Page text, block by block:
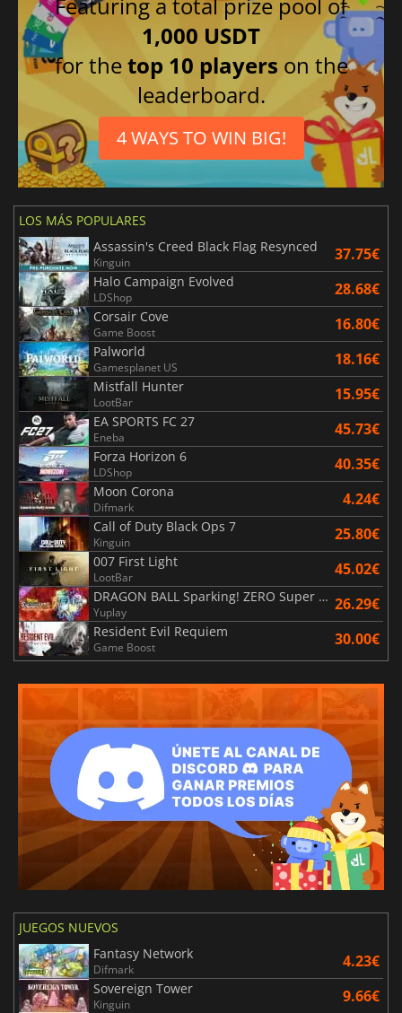
Featuring a total prize pool of
1,000 USDT
for thetop 10 players on the
leaderboard.
4 WAYS TO WIN BIG!
LOS MÁS POPULARES
Assassin's Creed Black Flag Resynced
Kinguin 37.75€
Halo Campaign Evolved
LDShop 28.68€
Corsair Cove
Game Boost 16.80€
Palworld
Gamesplanet US 18.16€
Mistfall Hunter
LootBar 15.95€
EA SPORTS FC 27
Eneba 45.73€
Forza Horizon 6
LDShop 40.35€
Moon Corona
Difmark 4.24€
Call of Duty Black Ops 7
Kinguin 25.80€
007 First Light
LootBar 45.02€
DRAGON BALL Sparking! ZERO Super Limit Breaking NEO
Yuplay 26.29€
Resident Evil Requiem
Game Boost 30.00€
JUEGOS NUEVOS
Fantasy Network
Difmark 4.23€
Sovereign Tower
Kinguin 9.66€